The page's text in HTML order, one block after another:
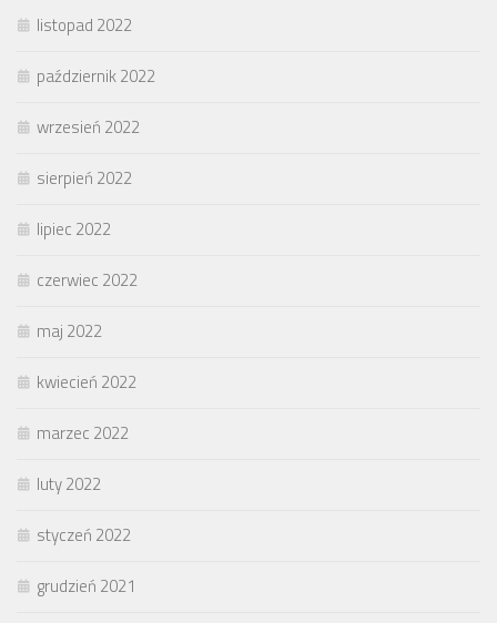
listopad 2022
październik 2022
wrzesień 2022
sierpień 2022
lipiec 2022
czerwiec 2022
maj 2022
kwiecień 2022
marzec 2022
luty 2022
styczeń 2022
grudzień 2021